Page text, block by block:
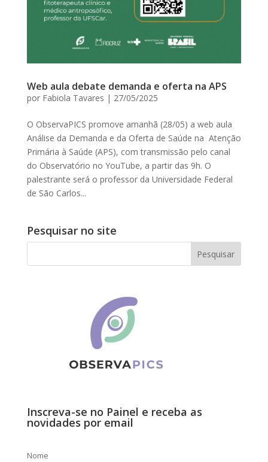
Web aula debate demanda e oferta na APS
por Fabiola Tavares | 27/05/2025
O ObservaPICS promove amanhã (28/05) a web aula
Análise da Demanda e da Oferta de Saúde na Atenção
Primária à Saúde (APS), com transmissão pelo canal
do Observatório no YouTube, a partir das 9h. O
palestrante será o professor da Universidade Federal
de São Carlos...
Pesquisar no site
Inscreva-se no Painel e receba as
novidades por email
Nome